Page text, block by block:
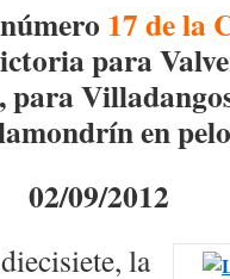
17 de la
para
en
09/2012
la